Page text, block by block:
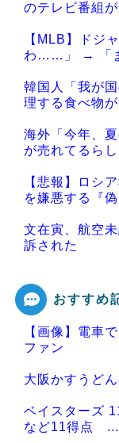
のテレビ番組
【MLB】ドジ
わ……」 → 「
韓国人「我が
理する食べ物
海外「今年、
が売れてるら
【悲報】ロシ
を嫌悪する『
文在寅、航空
訴された
Powered by
おすすめ
【画像】電車
ファン
大阪かすうど
ベイスターズ
など11得点 ...